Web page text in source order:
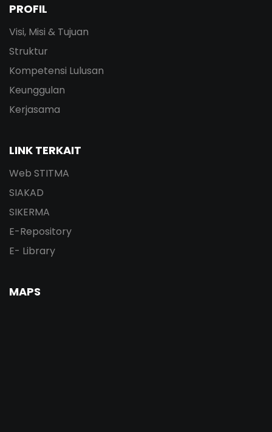
PROFIL
Visi, Misi & Tujuan
Struktur
Kompetensi Lulusan
Keunggulan
Kerjasama
LINK TERKAIT
Web STITMA
SIAKAD
SIKERMA
E-Repository
E- Library
MAPS